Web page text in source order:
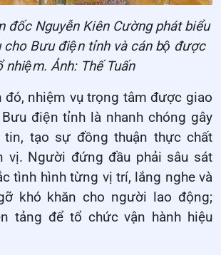
đốc Nguyễn Kiên Cường phát biểu
cho Bưu điện tỉnh và cán bộ được
nhiệm. Ảnh: Thế Tuấn
đó, nhiệm vụ trọng tâm được giao
điện tỉnh là nhanh chóng gây
tạo sự đồng thuận thực chất
vị. Người đứng đầu phải sâu sát
tình hình từng vị trí, lắng nghe và
khó khăn cho người lao động;
tảng để tổ chức vận hành hiệu